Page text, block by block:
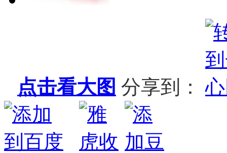
点击看大图 分享到：